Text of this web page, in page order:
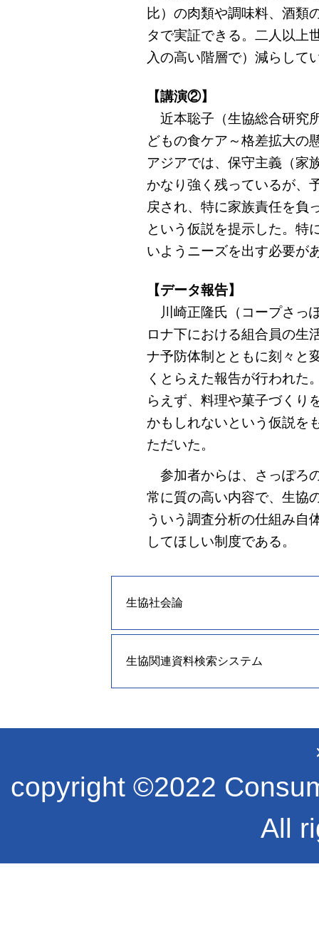
比）の肉類や調味料、酒類
タで実証できる。二人以上
入の高い階層で）減らして
【講演②】
近本聡子（生協総合研究
どもの食ケア～格差拡大の
アジアでは、保守主義（家
かなり強く残っているが、
戻され、特に家族責任を負
という仮説を提示した。特
いようニーズを出す必要が
【データ報告】
川崎正隆氏（コープさっ
ロナ下における組合員の生
ナ予防体制とともに刻々と
くとらえた報告が行われた
らえず、料理や菓子づくり
かもしれないという仮説を
ただいた。
参加者からは、さっぽろ
常に質の高い内容で、生協
ういう調査分析の仕組み自
してほしい制度である。
生協社会論
生協関連資料検索システム
copyright ©2022
All